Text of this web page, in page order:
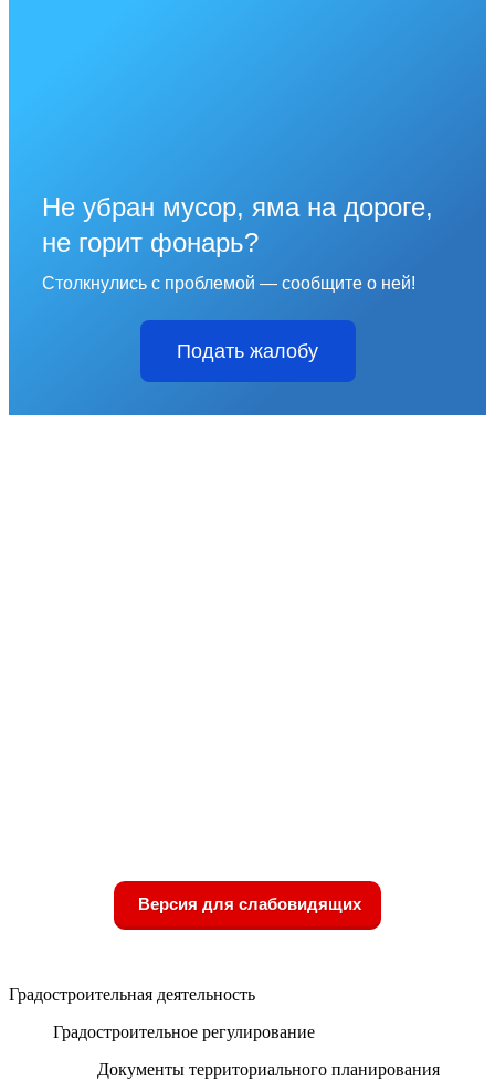
Не убран мусор, яма на дороге,
не горит фонарь?
Столкнулись с проблемой — сообщите о ней!
Подать жалобу
Версия для слабовидящих
Градостроительная деятельность
Градостроительное регулирование
Документы территориального планирования